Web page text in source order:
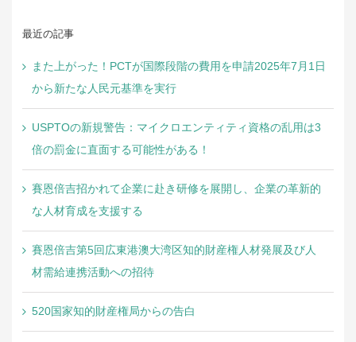
最近の記事
また上がった！PCTが国際段階の費用を申請2025年7月1日
から新たな人民元基準を実行
USPTOの新規警告：マイクロエンティティ資格の乱用は3
倍の罰金に直面する可能性がある！
賽恩倍吉招かれて企業に赴き研修を展開し、企業の革新的
な人材育成を支援する
賽恩倍吉第5回広東港澳大湾区知的財産権人材発展及び人
材需給連携活動への招待
520国家知的財産権局からの告白